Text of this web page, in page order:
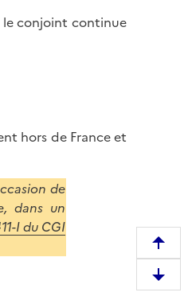
conjoint continue
hors de France et
de
dans un
I du CGI
e
m
D